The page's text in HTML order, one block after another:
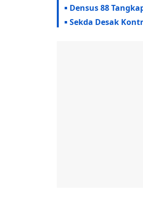
Densus 88
Sekda Desak